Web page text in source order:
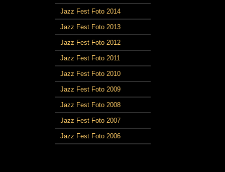
Jazz Fest Foto 2014
Jazz Fest Foto 2013
Jazz Fest Foto 2012
Jazz Fest Foto 2011
Jazz Fest Foto 2010
Jazz Fest Foto 2009
Jazz Fest Foto 2008
Jazz Fest Foto 2007
Jazz Fest Foto 2006